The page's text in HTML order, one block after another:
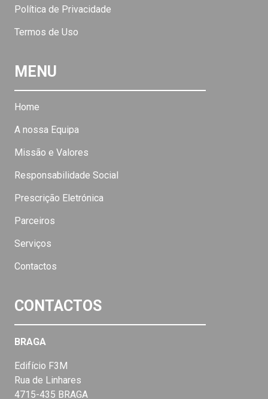
Política de Privacidade
Termos de Uso
MENU
Home
A nossa Equipa
Missão e Valores
Responsabilidade Social
Prescrição Eletrónica
Parceiros
Serviços
Contactos
CONTACTOS
BRAGA
Edifício F3M
Rua de Linhares
4715-435 BRAGA